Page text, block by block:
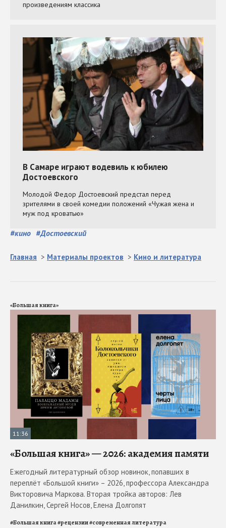
#кино #Достоевский
Главная > Материалы проектов > Кино и литература
«Большая книга»
11:36
«Большая книга» — 2026: академия памяти
Ежегодный литературный обзор новинок, попавших в
переплёт «Большой книги» – 2026, профессора Александра
Викторовича Маркова. Вторая тройка авторов: Лев
Данилкин, Сергей Носов, Елена Долгопят
#Большая книга#рецензии#современная литература